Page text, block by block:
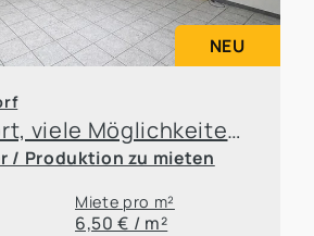
NEU
Ein Standort, viele Möglichkeiten – Büro- und Hallenflächen flexibel anmietbar
/ Produktion zu mieten
Miete pro m²
6,50 € / m²